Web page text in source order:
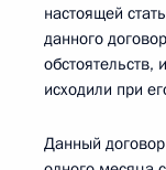
настоящей
данного
обстоятельств,
исходили при
Данный договор